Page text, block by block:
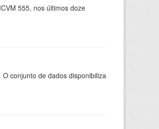
555, nos últimos doze
conjunto de dados disponibiliza